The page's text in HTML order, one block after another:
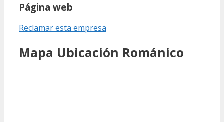
Página web
Reclamar esta empresa
Mapa Ubicación Románico